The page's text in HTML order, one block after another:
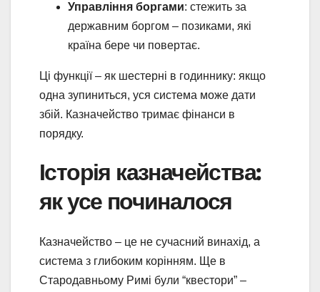
Управління боргами: стежить за
державним боргом – позиками, які
країна бере чи повертає.
Ці функції – як шестерні в годиннику: якщо
одна зупиниться, уся система може дати
збій. Казначейство тримає фінанси в
порядку.
Історія казначейства:
як усе починалося
Казначейство – це не сучасний винахід, а
система з глибоким корінням. Ще в
Стародавньому Римі були “квестори” –